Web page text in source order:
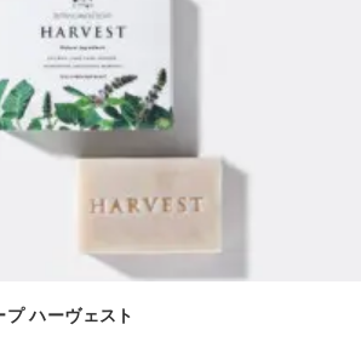
ハーヴェスト